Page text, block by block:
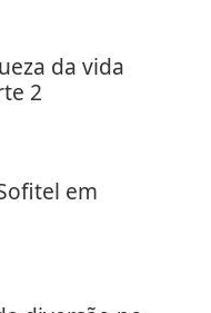
da vida
2
em